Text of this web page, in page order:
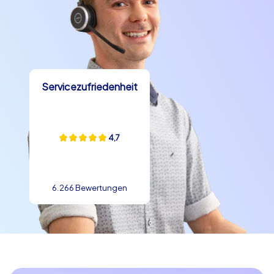
gleichzeitig eine der schönsten Städte Kroatiens zu
entdecken. Mit CityHunters Teamevents haben Sie die
Möglichkeit, ein maßgeschneidertes Erlebnis zu
schaffen, das auf die Bedürfnisse und Interessen Ihres
Teams zugeschnitten ist. Egal, ob Sie sich für eine
unserer Smart Touren, Geocaching Touren oder iPad
Touren entscheiden – Sie können sicher sein, dass Ihr
Teamevent in Varaždin ein voller Erfolg wird. Nutzen Sie
die Gelegenheit, Ihre Kollegen besser kennenzulernen,
während Sie gemeinsam Herausforderungen meistern
und die Schönheit von Varaždin genießen. Buchen Sie
noch heute Ihr Teambuilding in Varaždin und schaffen Sie
Erinnerungen, die lange nach dem Event bestehen
Servicezufriedenheit
4,7
6.266 Bewertungen